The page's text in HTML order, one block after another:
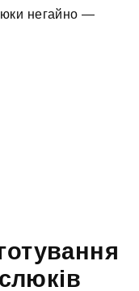
негайно —